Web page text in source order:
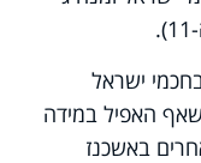
ישראל
האפיל במידה
באשכנז